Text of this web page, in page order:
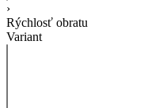
›
Rýchlosť obratu
Variant